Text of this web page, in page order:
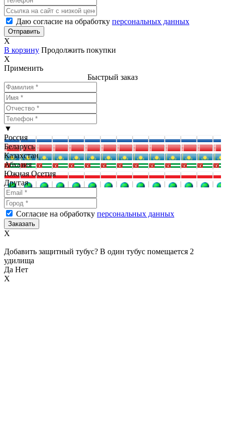
Даю согласие на обработку персональных данных
X
В корзину Продолжить покупки
X
Применить
Быстрый заказ
▼
Россия
Беларусь
Казахстан
Абхазия
Южная Осетия
Другая
Согласие на обработку персональных данных
X
Добавить защитный тубус? В один тубус помещается 2
удилища
Да Нет
X